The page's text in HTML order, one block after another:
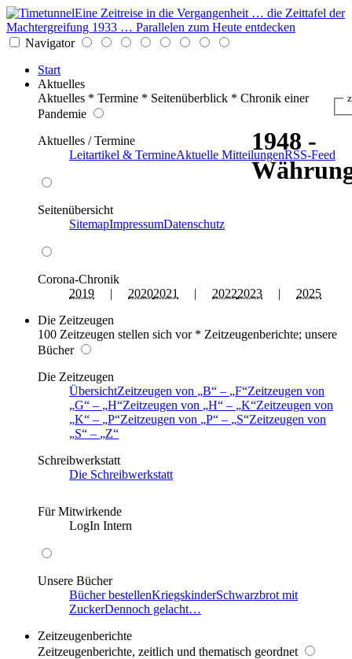
Eine Zeitreise in die Vergangenheit … die Zeittafel der
Machtergreifung 1933 … Parallelen zum Heute entdecken
Navigator
Start
Aktuelles
Aktuelles * Termine * Seitenüberblick * Chronik einer
Pandemie
Aktuelles / Termine
Leitartikel & TermineAktuelle MitteilungenRSS-Feed
Seitenübersicht
SitemapImpressumDatenschutz
Corona-Chronik
2019 | 20202021 | 20222023 | 2025
Die Zeitzeugen
100 Zeitzeugen stellen sich vor * Zeitzeugenberichte; unsere
Bücher
Die Zeitzeugen
ÜbersichtZeitzeugen von B – F Zeitzeugen von
G
– H Zeitzeugen von H – K Zeitzeugen von
K
– P Zeitzeugen von P – S Zeitzeugen von
S
–
Z
Schreibwerkstatt
Die Schreibwerkstatt
Für Mitwirkende
LogIn Intern
Unsere Bücher
Bücher bestellenKriegskinderSchwarzbrot mit
ZuckerDennoch gelacht…
Zeitzeugenberichte
Zeitzeugenberichte, zeitlich und thematisch geordnet
1948 -